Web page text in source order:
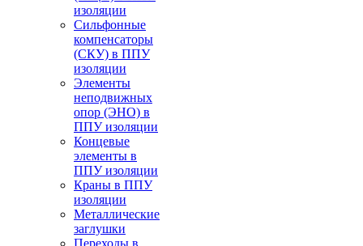
изоляции
Cильфонные
компенсаторы
(СКУ) в ППУ
изоляции
Элементы
неподвижных
опор (ЭНО) в
ППУ изоляции
Концевые
элементы в
ППУ изоляции
Краны в ППУ
изоляции
Металлические
заглушки
Переходы в